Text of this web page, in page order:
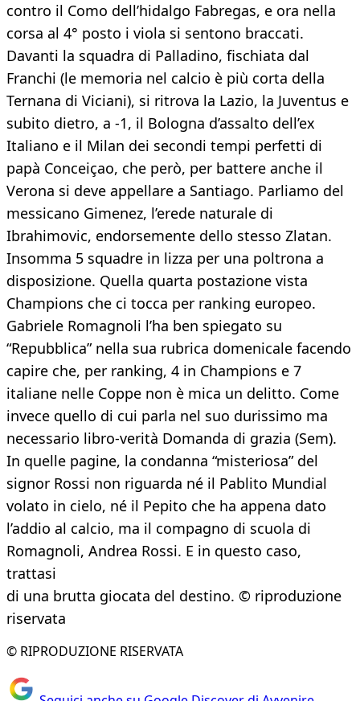
contro il Como dell’hidalgo Fabregas, e ora nella
corsa al 4° posto i viola si sentono braccati.
Davanti la squadra di Palladino, fischiata dal
Franchi (le memoria nel calcio è più corta della
Ternana di Viciani), si ritrova la Lazio, la Juventus e
subito dietro, a -1, il Bologna d’assalto dell’ex
Italiano e il Milan dei secondi tempi perfetti di
papà Conceiçao, che però, per battere anche il
Verona si deve appellare a Santiago. Parliamo del
messicano Gimenez, l’erede naturale di
Ibrahimovic, endorsemente dello stesso Zlatan.
Insomma 5 squadre in lizza per una poltrona a
disposizione. Quella quarta postazione vista
Champions che ci tocca per ranking europeo.
Gabriele Romagnoli l’ha ben spiegato su
“Repubblica” nella sua rubrica domenicale facendo
capire che, per ranking, 4 in Champions e 7
italiane nelle Coppe non è mica un delitto. Come
invece quello di cui parla nel suo durissimo ma
necessario libro-verità Domanda di grazia (Sem).
In quelle pagine, la condanna “misteriosa” del
signor Rossi non riguarda né il Pablito Mundial
volato in cielo, né il Pepito che ha appena dato
l’addio al calcio, ma il compagno di scuola di
Romagnoli, Andrea Rossi. E in questo caso,
trattasi
di una brutta giocata del destino. © riproduzione
riservata
© RIPRODUZIONE RISERVATA